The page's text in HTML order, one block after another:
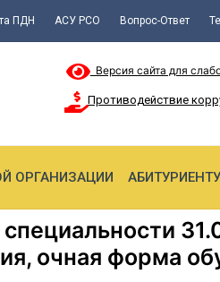
ПДН АСУ РСО Вопрос-Ответ
Версия сайта для
Противодействие
ОРГАНИЗАЦИИ АБИТУРИЕНТУ
очная форма